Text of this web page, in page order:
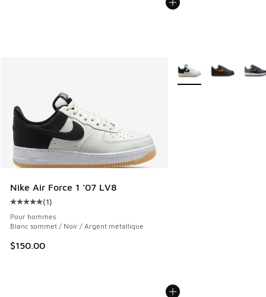
Nike Air Force 1 ’07 LV8
Cote moyenne du client - [5 sur 5 étoiles], 1 commentaires
(1)
Pour hommes
Blanc sommet / Noir / Argent métallique
$150.00
Plus de couleurs